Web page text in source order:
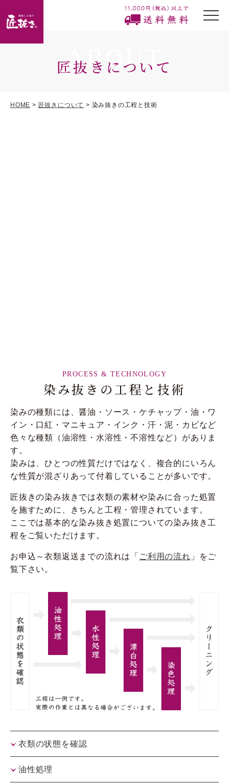
ABOUT
匠抜きについて
HOME > 匠抜きについて > 染み抜きの工程と技術
PROCESS & TECHNOLOGY
染み抜きの 工程と技術
染みの種類には、醤油・ソース・ケチャップ・油・ワ
イン・口紅・マニキュア・インク・汗・泥・カビなど
色々な種類（油溶性・水溶性・不溶性など）がありま
す。
染みは、ひとつの性質だけではなく、複合的にいろん
な性質が混ざりあって付着していることが多いです。
匠抜きの染み抜きでは衣類の素材や染みに合った処置
を施すために、きちんと工程・管理されています。
ここでは基本的な染み抜き処置についての染み抜き工
程をご覧いただけます。
お申込～衣類返送までの流れは「 ご利用の流れ 」をご
覧下さい。
衣類の状態を確認
油性処理